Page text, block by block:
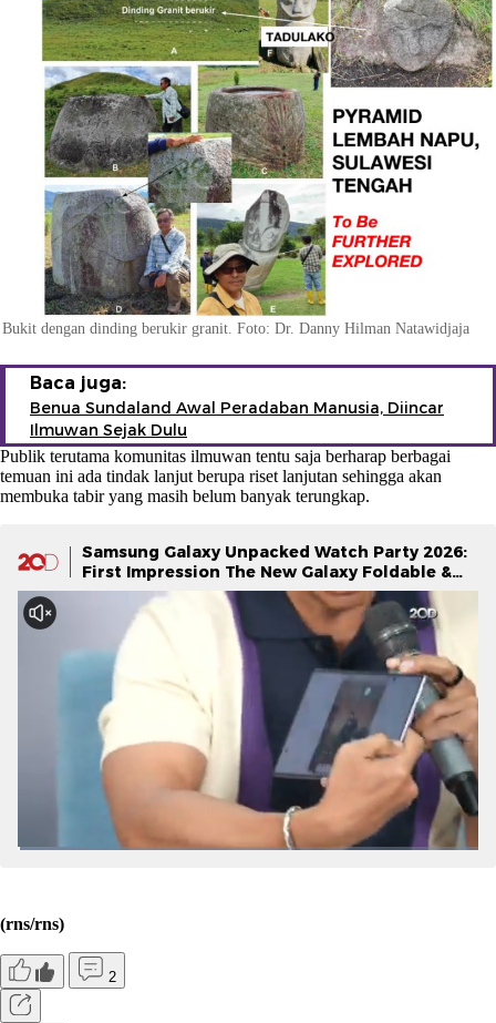
Bukit dengan dinding berukir granit. Foto: Dr. Danny Hilman Natawidjaja
Baca juga:
Benua Sundaland Awal Peradaban Manusia, Diincar
Ilmuwan Sejak Dulu
Publik terutama komunitas ilmuwan tentu saja berharap berbagai
temuan ini ada tindak lanjut berupa riset lanjutan sehingga akan
membuka tabir yang masih belum banyak terungkap.
Samsung Galaxy Unpacked Watch Party 2026:
First Impression The New Galaxy Foldable &
Galaxy Watch Series
(rns/rns)
2